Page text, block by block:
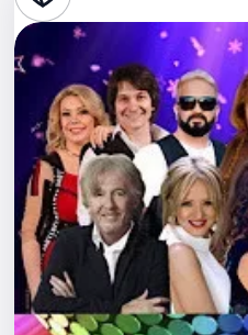
Стендап
Выставки
Квесты
Экскурсии
Спорт
События